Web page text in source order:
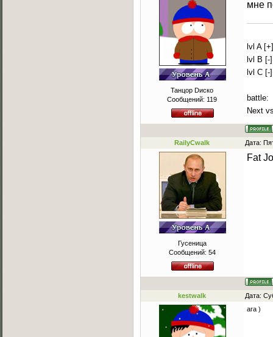
Танцор Dиско
Сообщений: 119
мне
lvl A [+]
lvl B [-]
lvl C [-]
battle:
Next
RailyCwalk Дата:
Гусеница
Сообщений: 54
Fat
kestwalk Дата:
ага )